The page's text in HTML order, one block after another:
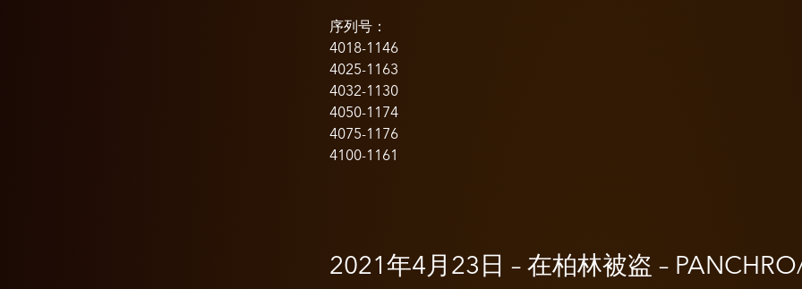
序列号：
4018-1146
4025-1163
4032-1130
4050-1174
4075-1176
4100-1161
2021年4月23日 – 在柏林被盗 –